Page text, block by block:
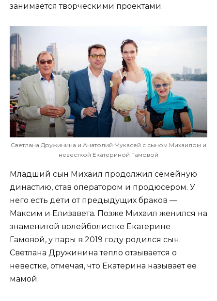
занимается творческими проектами.
Светлана Дружинина и Анатолий Мукасей с сыном Михаилом и
невесткой Екатериной Гамовой
Младший сын Михаил продолжил семейную
династию, став оператором и продюсером. У
него есть дети от предыдущих браков —
Максим и Елизавета. Позже Михаил женился на
знаменитой волейболистке Екатерине
Гамовой, у пары в 2019 году родился сын.
Светлана Дружинина тепло отзывается о
невестке, отмечая, что Екатерина называет ее
мамой.